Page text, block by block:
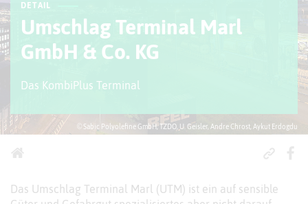
© Sabic Polyolefine GmbH, TZDO, U. Geisler, Andre Chrost, Aykut Erdogdu
DETAIL
Umschlag Terminal Marl
GmbH & Co. KG
Das KombiPlus Terminal
Das Umschlag Terminal Marl (UTM) ist ein auf sensible